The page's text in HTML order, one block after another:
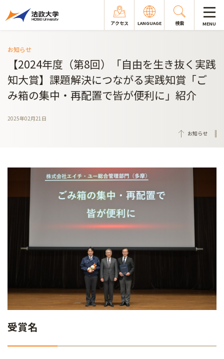
アクセス LANGUAGE 検索 MENU
お知らせ
【2024年度（第8回）「自由を生き抜く実践
知大賞】課題解決につながる実践知賞「ご
み箱の集中・再配置で皆が便利に」紹介
2025年02月21日
お知らせ
受賞名